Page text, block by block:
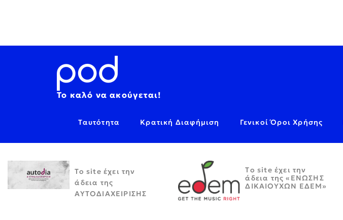
Το καλό να ακούγεται!
Ταυτότητα Κρατική Διαφήμιση Γενικοί Όροι Χρήσης
Το site έχει την
άδεια της
ΑΥΤΟΔΙΑΧΕΙΡΙΣΗΣ
Tο site έχει την
άδεια της «ΕΝΩΣΗΣ
ΔΙΚΑΙΟΥΧΩΝ ΕΔΕΜ»